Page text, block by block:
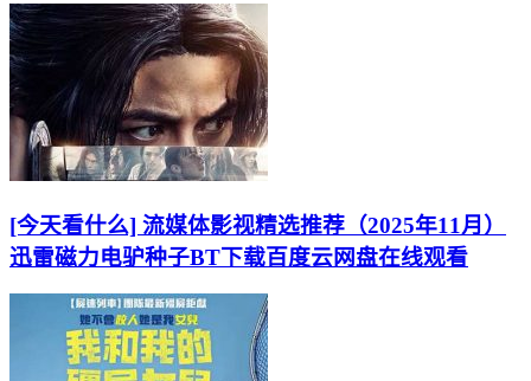
[今天看什么] 流媒体影视精选推荐（2025年11月）
迅雷磁力电驴种子BT下载百度云网盘在线观看